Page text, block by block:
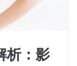
析：影